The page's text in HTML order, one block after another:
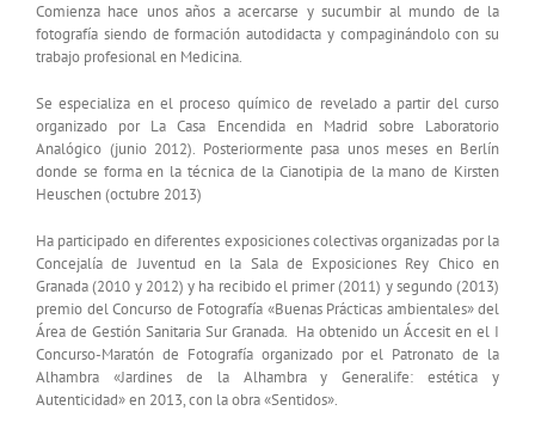
Comienza hace unos años a acercarse y sucumbir al mundo de la
fotografía siendo de formación autodidacta y compaginándolo con su
trabajo profesional en Medicina.
Se especializa en el proceso químico de revelado a partir del curso
organizado por La Casa Encendida en Madrid sobre Laboratorio
Analógico (junio 2012). Posteriormente pasa unos meses en Berlín
donde se forma en la técnica de la Cianotipia de la mano de Kirsten
Heuschen (octubre 2013)
Ha participado en diferentes exposiciones colectivas organizadas por la
Concejalía de Juventud en la Sala de Exposiciones Rey Chico en
Granada (2010 y 2012) y ha recibido el primer (2011) y segundo (2013)
premio del Concurso de Fotografía «Buenas Prácticas ambientales» del
Área de Gestión Sanitaria Sur Granada. Ha obtenido un Áccesit en el I
Concurso-Maratón de Fotografía organizado por el Patronato de la
Alhambra «Jardines de la Alhambra y Generalife: estética y
Autenticidad» en 2013, con la obra «Sentidos».